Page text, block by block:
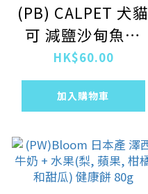
(PB) CALPET 犬貓
可 減鹽沙甸魚乾
100g
HK$60.00
加入購物車